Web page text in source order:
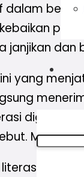
janjikan
yang
digital